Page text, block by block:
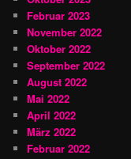
Februar 2023
November 2022
Oktober 2022
September 2022
August 2022
Mai 2022
April 2022
März 2022
Februar 2022